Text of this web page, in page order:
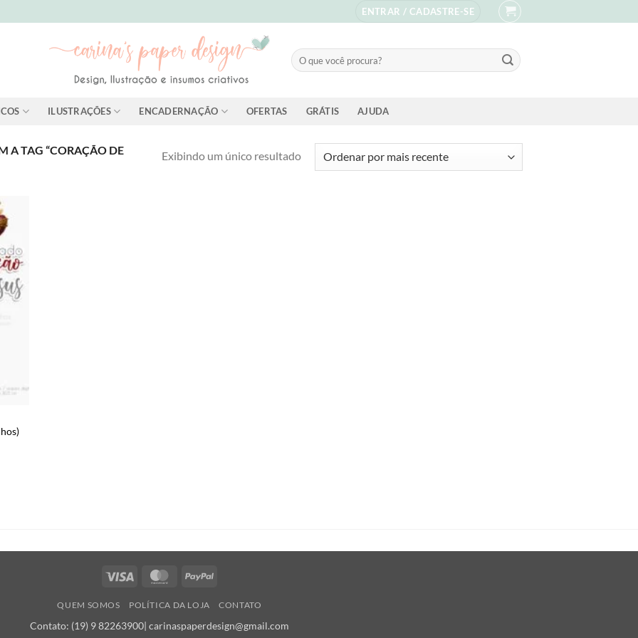
ENTRAR / CADASTRE-SE
Pesquisar
por:
ILUSTRAÇÕES ENCADERNAÇÃO OFERTAS GRÁTIS AJUDA
A TAG “CORAÇÃO DE
Exibindo um único resultado
to
Visa MasterCardPayPal
QUEM SOMOS POLÍTICA DA LOJA CONTATO
Contato: (19) 9 82263900| carinaspaperdesign@gmail.com